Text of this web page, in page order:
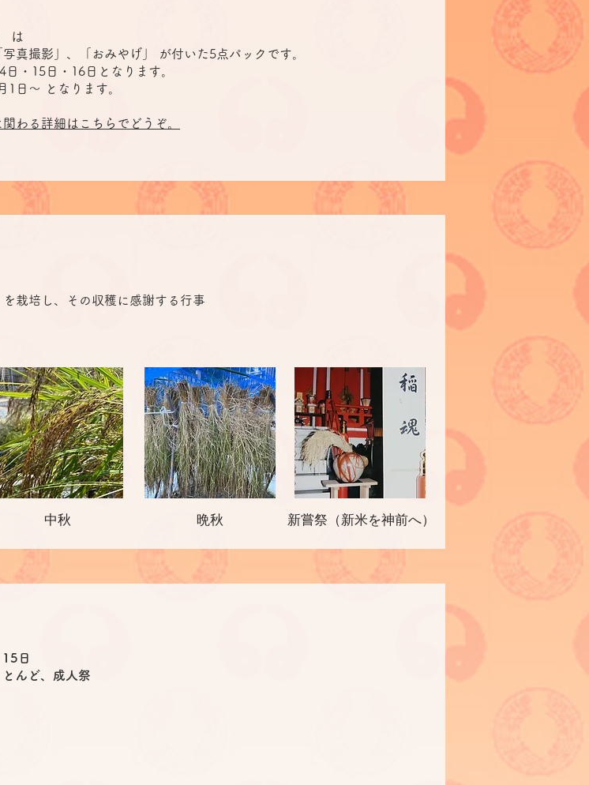
は
真撮影」、「おみやげ」 が付いた5点パックです。
・15日・16日となります。
日～ となります。
わる詳細はこちらでどうぞ。
栽培し、その収穫に感謝する行事
中秋 晩秋 新嘗祭（新米を神前へ）
15日
とんど、成人祭